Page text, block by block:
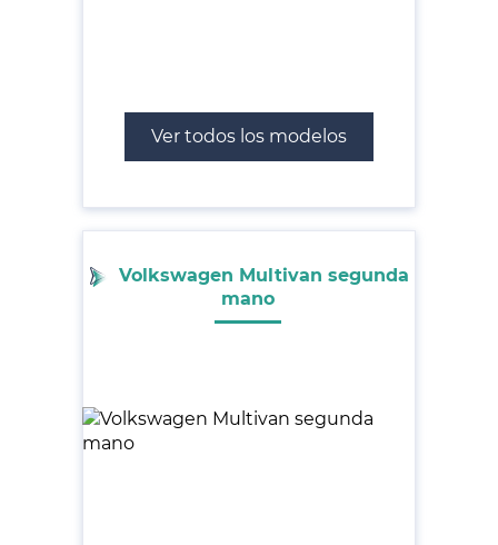
Ver todos los modelos
Volkswagen Multivan segunda
mano